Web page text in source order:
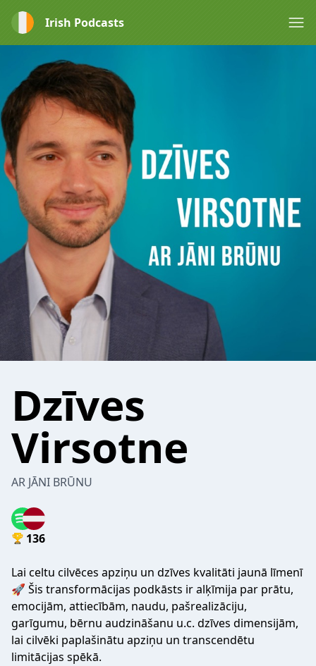
Irish Podcasts
Dzīves
Virsotne
AR JĀNI BRŪNU
136
Lai celtu cilvēces apziņu un dzīves kvalitāti jaunā līmenī
🚀 Šis transformācijas podkāsts ir alķīmija par prātu,
emocijām, attiecībām, naudu, pašrealizāciju,
garīgumu, bērnu audzināšanu u.c. dzīves dimensijām,
lai cilvēki paplašinātu apziņu un transcendētu
limitācijas spēkā.